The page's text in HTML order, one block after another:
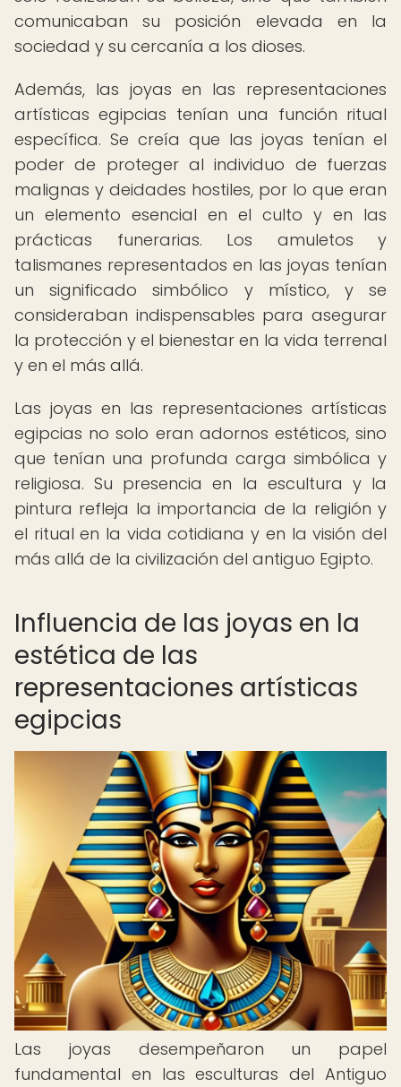
comunicaban su posición elevada en la
sociedad y su cercanía a los dioses.
Además, las joyas en las representaciones
artísticas egipcias tenían una función ritual
específica. Se creía que las joyas tenían el
poder de proteger al individuo de fuerzas
malignas y deidades hostiles, por lo que eran
un elemento esencial en el culto y en las
prácticas funerarias. Los amuletos y
talismanes representados en las joyas tenían
un significado simbólico y místico, y se
consideraban indispensables para asegurar
la protección y el bienestar en la vida terrenal
y en el más allá.
Las joyas en las representaciones artísticas
egipcias no solo eran adornos estéticos, sino
que tenían una profunda carga simbólica y
religiosa. Su presencia en la escultura y la
pintura refleja la importancia de la religión y
el ritual en la vida cotidiana y en la visión del
más allá de la civilización del antiguo Egipto.
Influencia de las joyas en la
estética de las
representaciones artísticas
egipcias
Las joyas desempeñaron un papel
fundamental en las esculturas del Antiguo